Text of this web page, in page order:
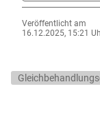
Veröffentlicht am
16.12.2025, 15:21